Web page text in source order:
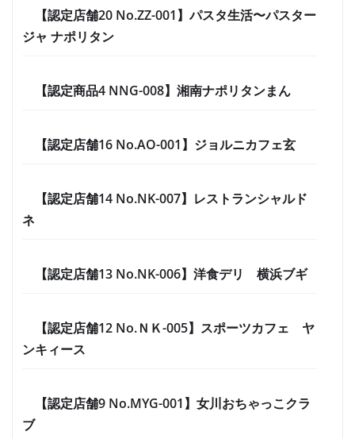
【認定店舗20 No.ZZ-001】パスタ生活〜パスター
ジャ ナポリタン
【認定商品4 NNG-008】湘南ナポリタンまん
【認定店舗16 No.AO-001】ジョルニカフェ玄
【認定店舗14 No.NK-007】レストランシャルド
ネ
【認定店舗13 No.NK-006】洋食デリ 横浜ブギ
【認定店舗12 No.ＮＫ-005】スポーツカフェ ヤ
ンキィース
【認定店舗9 No.MYG-001】女川おちゃっこクラ
ブ